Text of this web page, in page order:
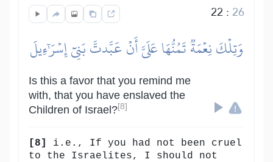
22 : 26
وَتِلۡكَ نِعۡمَةٞ تَمُنُّهَا عَلَيَّ أَنۡ عَبَّدتَّ بَنِيٓ إِسۡرَٰٓءِيلَ
Is this a favor that you remind me
with, that you have enslaved the
Children of Israel?[8]
[8]
i.e., If you had not been cruel
to the Israelites, I should not